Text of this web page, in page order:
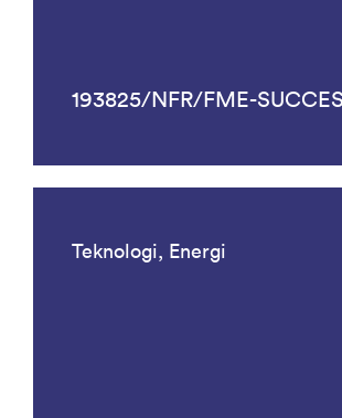
193825/NFR/FME-
Teknologi, Energi